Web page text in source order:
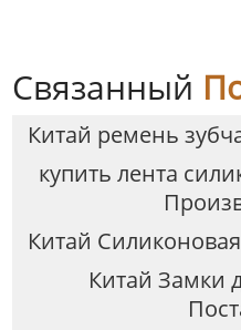
Связанный
Китай ремень
купить лента
Китай
Китай Замки